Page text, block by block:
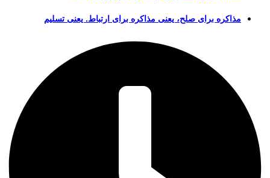
مذاکره برای صلح، یعنی مذاکره برای ارتباط. یعنی تسلیم